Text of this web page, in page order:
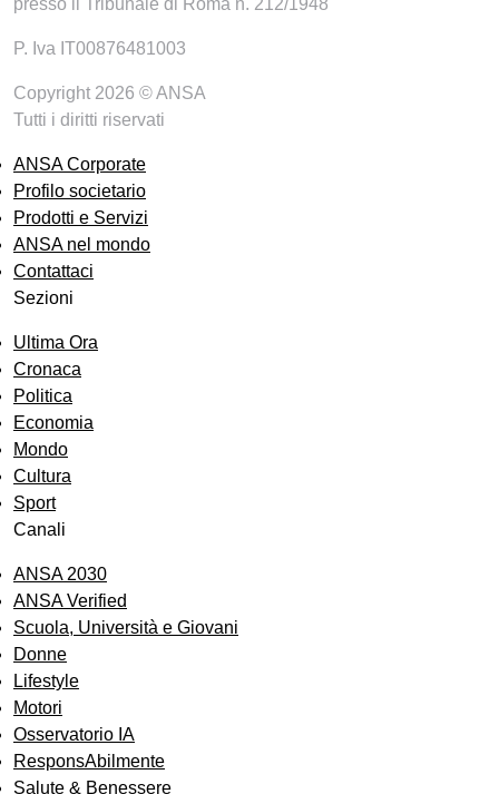
presso il Tribunale di Roma n. 212/1948
P. Iva IT00876481003
Copyright 2026 © ANSA
Tutti i diritti riservati
ANSA Corporate
Profilo societario
Prodotti e Servizi
ANSA nel mondo
Contattaci
Sezioni
Ultima Ora
Cronaca
Politica
Economia
Mondo
Cultura
Sport
Canali
ANSA 2030
ANSA Verified
Scuola, Università e Giovani
Donne
Lifestyle
Motori
Osservatorio IA
ResponsAbilmente
Salute & Benessere